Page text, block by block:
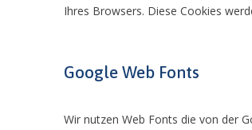
Ihres Browsers. Diese Cookies
Google Web Fonts
Wir nutzen Web Fonts die von der